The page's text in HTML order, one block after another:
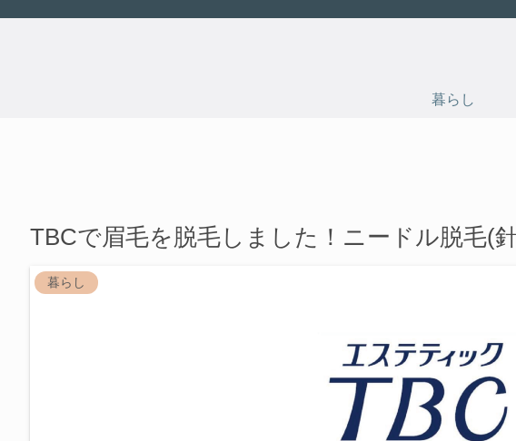
暮らし
TBCで眉毛を脱毛しました！ニードル脱毛(
暮らし